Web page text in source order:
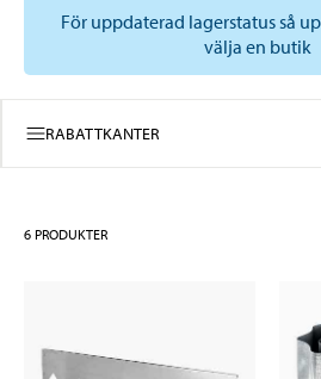
För uppdaterad lagerstatus så
välja en butik
RABATTKANTER
6 PRODUKTER